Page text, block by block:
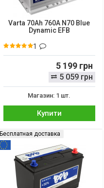
Varta 70Ah 760A N70 Blue
Dynamic EFB
1
5 199 грн
5 059 грн
Магазин: 1 шт.
Купити
Бесплатная доставка